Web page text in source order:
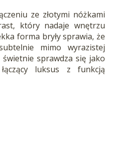
ze złotymi nóżkami
który nadaje wnętrzu
forma bryły sprawia, że
mimo wyrazistej
sprawdza się jako
luksus z funkcją